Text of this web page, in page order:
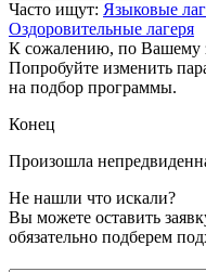
Часто ищут: Языковые
Оздоровительные лагеря
К сожалению, по Вашему
Попробуйте изменить
на подбор программы.
Конец
Произошла
Не нашли что искали?
Вы можете оставить
обязательно подберем